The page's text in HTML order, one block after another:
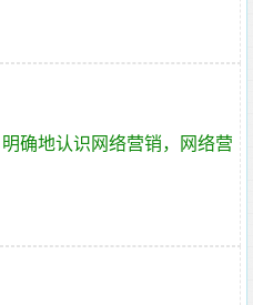
明确地认识网络营销，网络营